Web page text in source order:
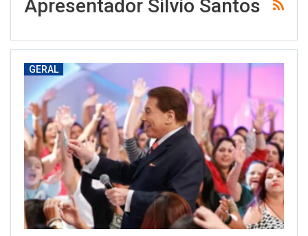
Apresentador Silvio Santos
GERAL